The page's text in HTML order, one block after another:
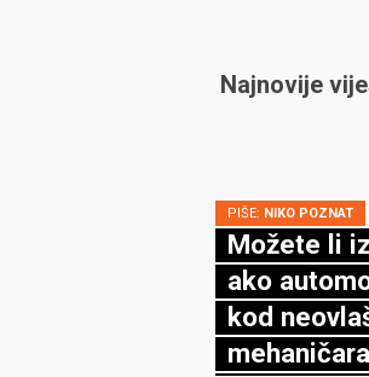
Najnovije
PIŠE: NIKO POZNAT
Možete li
ako
kod